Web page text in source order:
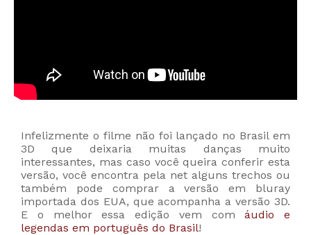
Infelizmente o filme não foi lançado no Brasil em
3D que deixaria muitas danças muito
interessantes, mas caso você queira conferir esta
versão, você encontra pela net alguns trechos ou
também pode comprar a versão em bluray
importada dos EUA, que acompanha a versão 3D.
E o melhor essa edição vem comáudio e
legendas em português do Brasil!